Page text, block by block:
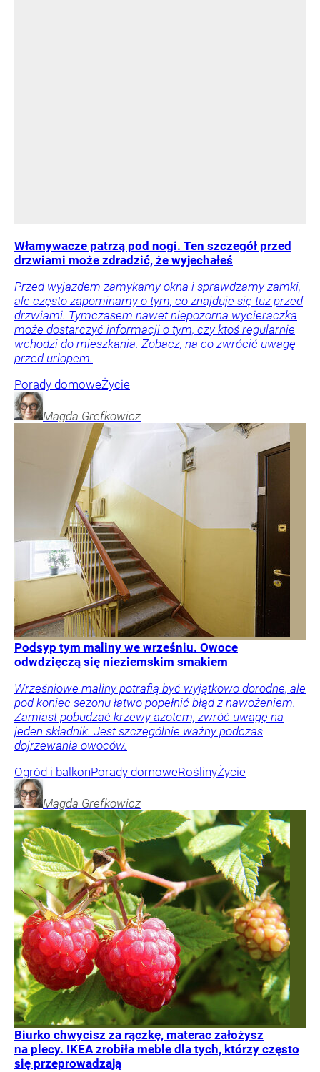
Włamywacze patrzą pod nogi. Ten szczegół przed
drzwiami może zdradzić, że wyjechałeś
Przed wyjazdem zamykamy okna i sprawdzamy zamki,
ale często zapominamy o tym, co znajduje się tuż przed
drzwiami. Tymczasem nawet niepozorna wycieraczka
może dostarczyć informacji o tym, czy ktoś regularnie
wchodzi do mieszkania. Zobacz, na co zwrócić uwagę
przed urlopem.
Porady domoweŻycie
Magda Grefkowicz
Podsyp tym maliny we wrześniu. Owoce
odwdzięczą się nieziemskim smakiem
Wrześniowe maliny potrafią być wyjątkowo dorodne, ale
pod koniec sezonu łatwo popełnić błąd z nawożeniem.
Zamiast pobudzać krzewy azotem, zwróć uwagę na
jeden składnik. Jest szczególnie ważny podczas
dojrzewania owoców.
Ogród i balkonPorady domoweRoślinyŻycie
Magda Grefkowicz
Biurko chwycisz za rączkę, materac założysz
na plecy. IKEA zrobiła meble dla tych, którzy często
się przeprowadzają